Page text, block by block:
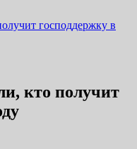
господдержку в
кто получит